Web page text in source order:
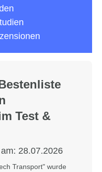
Test &
28.07.2026
Transport" wurde